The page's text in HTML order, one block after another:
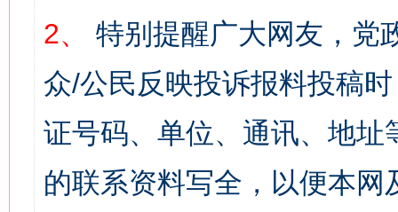
2、
特别提醒广大网友，党
众/公民反映投诉报料投稿
证号码、单位、通讯、地
的联系资料写全，以便本